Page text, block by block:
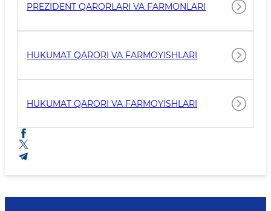
PREZIDENT QARORLARI VA FARMONLARI
HUKUMAT QARORI VA FARMOYISHLARI
HUKUMAT QARORI VA FARMOYISHLARI